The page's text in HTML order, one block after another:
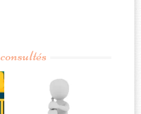
consultés